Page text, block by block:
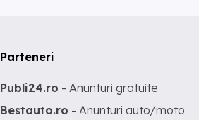
Parteneri
Publi24.ro - Anunturi gratuite
Bestauto.ro - Anunturi auto/moto